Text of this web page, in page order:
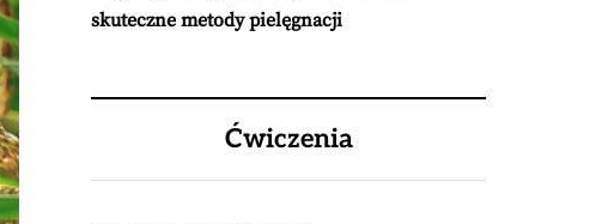
skuteczne metody pielęgnacji
Ćwiczenia